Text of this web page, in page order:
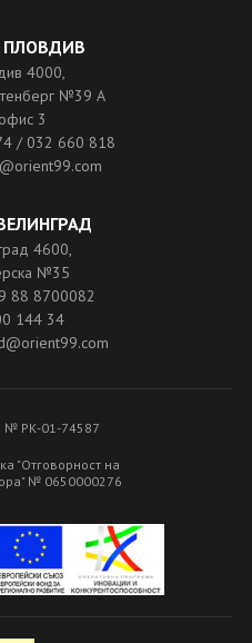
4000,
№39 A
3
/ 032 660 818
4600,
№35
88 8700082
144 34
№ РК-01-74587
"Отговорност на
№ 0650000276